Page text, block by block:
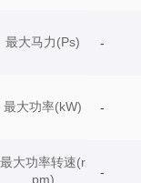
最大马力(Ps)
最大功率(kW)
最大功率转速(r
pm)
-
-
-